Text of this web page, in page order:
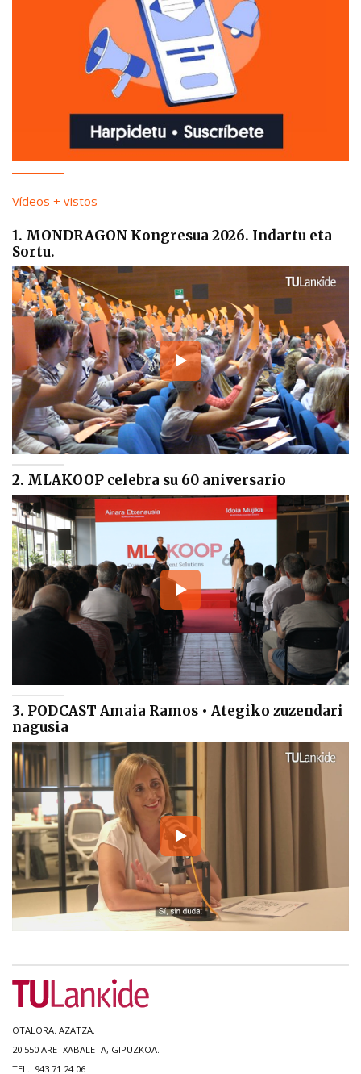
Vídeos + vistos
1. MONDRAGON Kongresua 2026. Indartu eta
Sortu.
2. MLAKOOP celebra su 60 aniversario
3. PODCAST Amaia Ramos • Ategiko zuzendari
nagusia
OTALORA. AZATZA.
20.550 ARETXABALETA, GIPUZKOA.
TEL.: 943 71 24 06